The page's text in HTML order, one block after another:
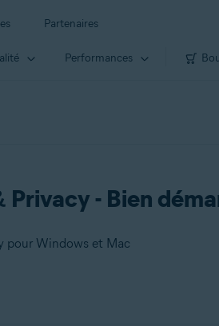
Partenaires
Performances
- Bien
pour Windows et Mac